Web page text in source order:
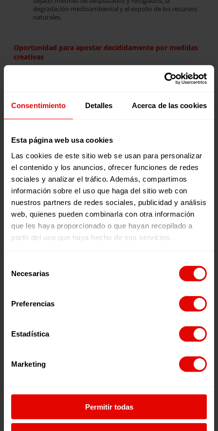
Consentimiento Detalles Acerca de las cookies
Esta página web usa cookies
Las cookies de este sitio web se usan para personalizar
el contenido y los anuncios, ofrecer funciones de redes
sociales y analizar el tráfico. Además, compartimos
información sobre el uso que haga del sitio web con
nuestros partners de redes sociales, publicidad y análisis
web, quienes pueden combinarla con otra información
que les haya proporcionado o que hayan recopilado a
partir del uso que haya hecho de sus servicios.
Necesarias
Preferencias
Estadística
Marketing
Permitir todas
degradación medioambiental y el expolio de los recursos
naturales.
Oportunidad para apostar decididamente por medidas
creativas
un sistema que
genera desigualdad, pobreza extrema, degradación
apostamos por soluciones decididas y estructurales:
La implementación de unsalario universal.
africanos altamente endeudados. De este modo, los
estados africanos podrían reforzar los sistemas de salud y
evitar el colapso económico. Es una medida justa, necesaria
y posible.
Debemos actuar, y debemos hacerlo ahora:
#AhoraAfricaSinDeuda